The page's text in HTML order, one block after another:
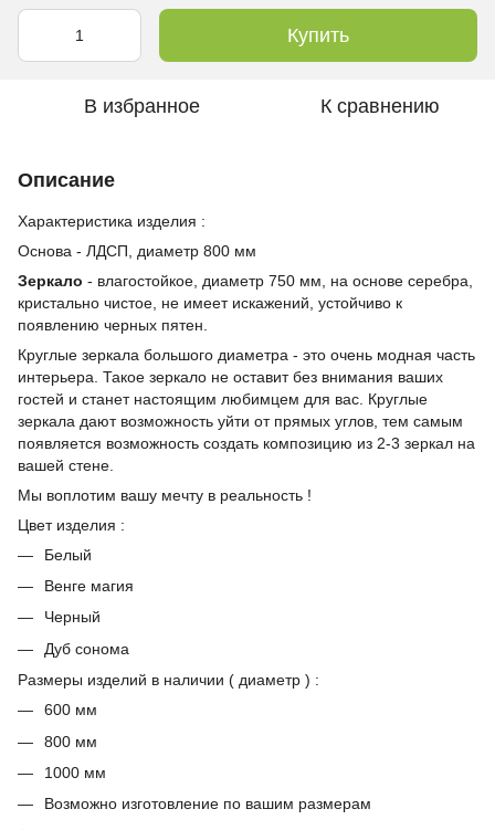
Купить
В избранное К сравнению
Описание
Характеристика изделия :
Основа - ЛДСП, диаметр 800 мм
Зеркало - влагостойкое, диаметр 750 мм, на основе серебра,
кристально чистое, не имеет искажений, устойчиво к
появлению черных пятен.
Круглые зеркала большого диаметра - это очень модная часть
интерьера. Такое зеркало не оставит без внимания ваших
гостей и станет настоящим любимцем для вас. Круглые
зеркала дают возможность уйти от прямых углов, тем самым
появляется возможность создать композицию из 2-3 зеркал на
вашей стене.
Мы воплотим вашу мечту в реальность !
Цвет изделия :
Белый
Венге магия
Черный
Дуб сонома
Размеры изделий в наличии ( диаметр ) :
600 мм
800 мм
1000 мм
Возможно изготовление по вашим размерам